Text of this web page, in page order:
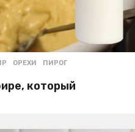
,ОРЕХИ ,ПИРОГ
который